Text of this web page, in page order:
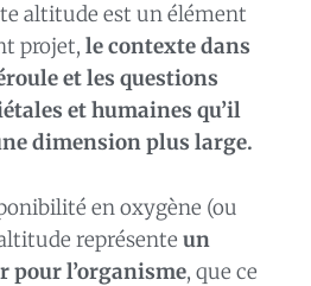
altitude est un élément
projet, le contexte dans
et les questions
et humaines qu’il
dimension plus large.
en oxygène (ou
représente un
pour l’organisme, que ce